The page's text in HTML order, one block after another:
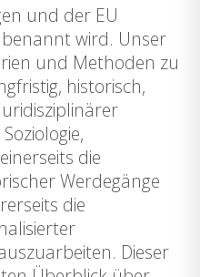
und der EU
wird. Unser
und Methoden zu
historisch,
die
Werdegänge
die
Dieser